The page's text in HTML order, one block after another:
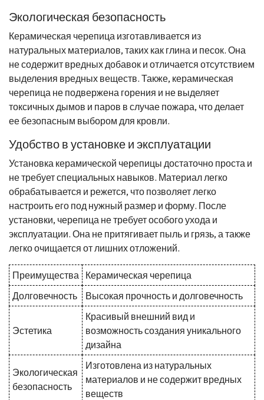
Экологическая безопасность
Керамическая черепица изготавливается из
натуральных материалов, таких как глина и песок. Она
не содержит вредных добавок и отличается отсутствием
выделения вредных веществ. Также, керамическая
черепица не подвержена горения и не выделяет
токсичных дымов и паров в случае пожара, что делает
ее безопасным выбором для кровли.
Удобство в установке и эксплуатации
Установка керамической черепицы достаточно проста и
не требует специальных навыков. Материал легко
обрабатывается и режется, что позволяет легко
настроить его под нужный размер и форму. После
установки, черепица не требует особого ухода и
эксплуатации. Она не притягивает пыль и грязь, а также
легко очищается от лишних отложений.
Преимущества
Керамическая черепица
Долговечность
Высокая прочность и долговечность
Эстетика
Красивый внешний вид и
возможность создания уникального
дизайна
Экологическая
безопасность
Изготовлена из натуральных
материалов и не содержит вредных
веществ